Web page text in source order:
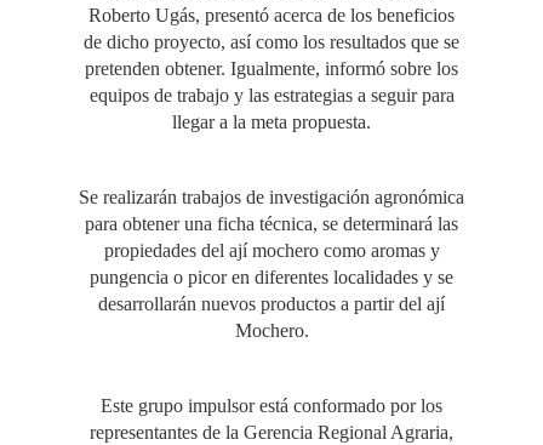
Roberto Ugás, presentó acerca de los beneficios
de dicho proyecto, así como los resultados que se
pretenden obtener. Igualmente, informó sobre los
equipos de trabajo y las estrategias a seguir para
llegar a la meta propuesta.
Se realizarán trabajos de investigación agronómica
para obtener una ficha técnica, se determinará las
propiedades del ají mochero como aromas y
pungencia o picor en diferentes localidades y se
desarrollarán nuevos productos a partir del ají
Mochero.
Este grupo impulsor está conformado por los
representantes de la Gerencia Regional Agraria,